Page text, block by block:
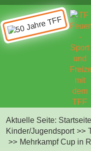
Aktuelle Seite: Startseite
Kinder/Jugendsport >>
>> Mehrkampf Cup in